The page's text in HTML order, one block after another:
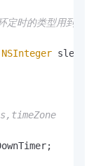
环定时的类型用到
NSInteger